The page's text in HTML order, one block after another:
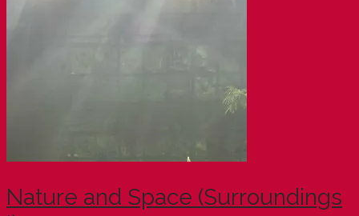
Nature and Space (Surroundings